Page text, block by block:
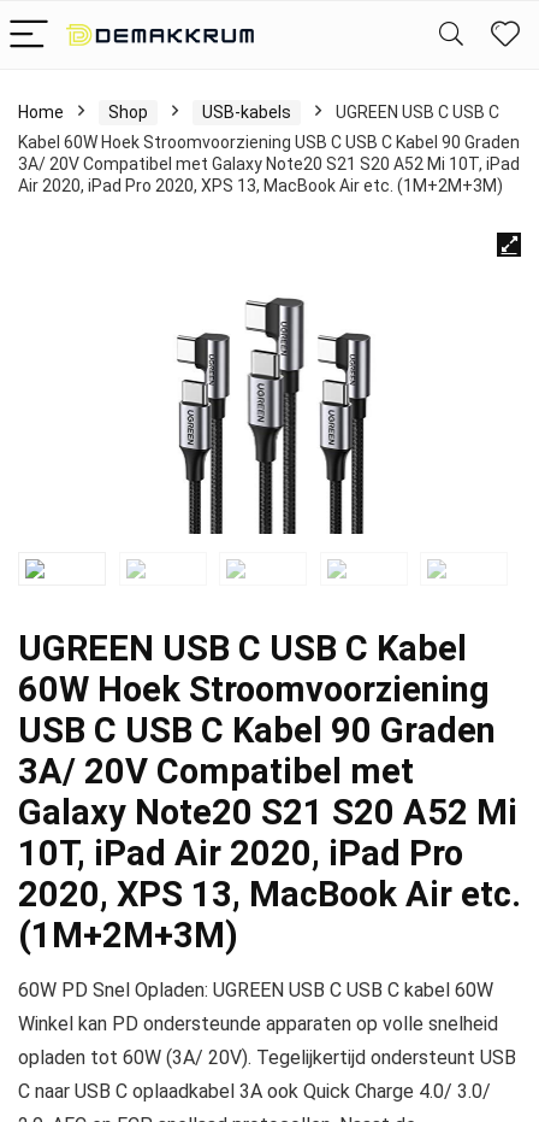
Home Shop USB-kabels
UGREEN USB C USB C
Kabel 60W Hoek Stroomvoorziening USB C USB C Kabel 90 Graden
3A/ 20V Compatibel met Galaxy Note20 S21 S20 A52 Mi 10T, iPad
Air 2020, iPad Pro 2020, XPS 13, MacBook Air etc. (1M+2M+3M)
UGREEN USB C USB C Kabel
60W Hoek Stroomvoorziening
USB C USB C Kabel 90 Graden
3A/ 20V Compatibel met
Galaxy Note20 S21 S20 A52 Mi
10T, iPad Air 2020, iPad Pro
2020, XPS 13, MacBook Air etc.
(1M+2M+3M)
60W PD Snel Opladen: UGREEN USB C USB C kabel 60W
Winkel kan PD ondersteunde apparaten op volle snelheid
opladen tot 60W (3A/ 20V). Tegelijkertijd ondersteunt USB
C naar USB C oplaadkabel 3A ook Quick Charge 4.0/ 3.0/